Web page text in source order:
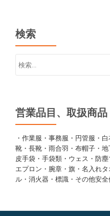
検索
営業品目、取扱商品
・作業服・事務服・円管服・
靴・長靴・雨合羽・布帽子・
皮手袋・手袋類・ウェス・防
エプロン・腕章・旗・名入れ
ル・消火器・標識・その他安